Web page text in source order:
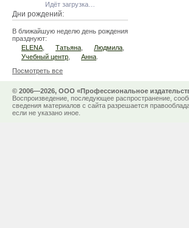
Идёт загрузка…
Дни рождений:
В ближайшую неделю день рождения
празднуют:
ELENA
Татьяна Людмила
Учебный центр
Анна
Посмотреть все
© 2006—2026, ООО «Профессиональное
Воспроизведение, последующее распространение,
сведения материалов с сайта разрешается
если не указано иное.